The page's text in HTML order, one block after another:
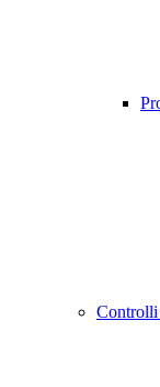
Controlli